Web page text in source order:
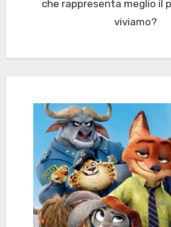
che rappresenta meglio il
viviamo?